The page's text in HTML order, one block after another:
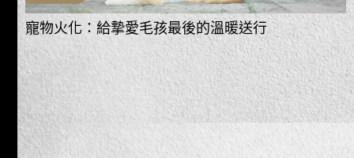
寵物火化：給摯愛毛孩最後的溫暖送行